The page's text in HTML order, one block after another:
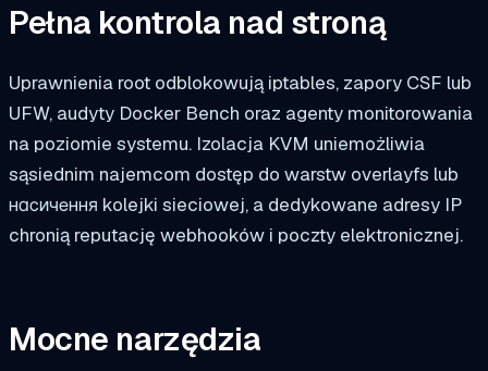
Pełna kontrola nad stroną
Uprawnienia root odblokowują iptables, zapory CSF lub
UFW, audyty Docker Bench oraz agenty monitorowania
na poziomie systemu. Izolacja KVM uniemożliwia
sąsiednim najemcom dostęp do warstw overlayfs lub
насичення kolejki sieciowej, a dedykowane adresy IP
chronią reputację webhooków i poczty elektronicznej.
Mocne narzędzia